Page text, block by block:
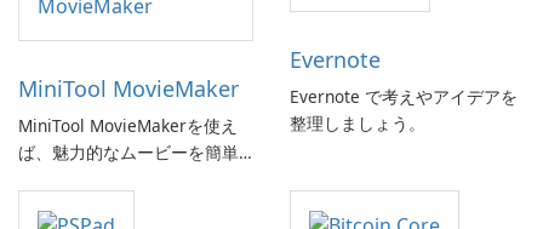
MiniTool MovieMaker
MiniTool MovieMakerを使え
ば、魅力的なムービーを簡単
Evernote
Evernote で考えやアイデアを
整理しましょう。